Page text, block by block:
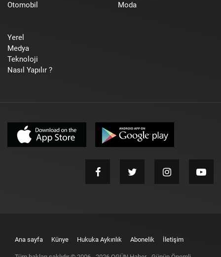
Otomobil
Moda
Yerel
Medya
Teknoloji
Nasıl Yapılır ?
Ana sayfa Künye Hukuka Aykırılık Abonelik İletişim